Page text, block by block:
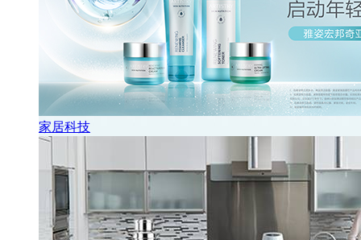
家居科技